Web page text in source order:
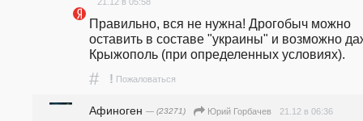
Правильно, вся не нужна! Дрогобыч можно
оставить в составе "украины" и возможно
Крыжополь (при определенных условиях).
# ! Пожаловаться
Афиноген — (23271) Юрий Горбачев 21.12 в 06:36